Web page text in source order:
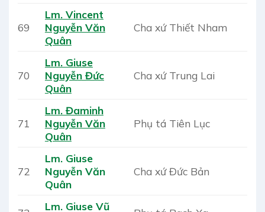
69
Lm. Vincent
Nguyễn Văn
Quân
Cha xứ Thiết Nham
70
Lm. Giuse
Nguyễn Đức
Quân
Cha xứ Trung Lai
71
Lm. Đaminh
Nguyễn Văn
Quân
Phụ tá Tiên Lục
72
Lm. Giuse
Nguyễn Văn
Quân
Cha xứ Đức Bản
Lm. Giuse Vũ